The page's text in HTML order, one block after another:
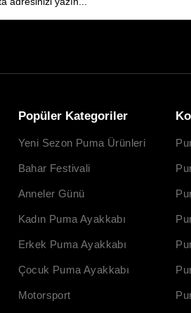
Popüler Kategoriler
Yeni Sezon Puma Ürünleri
Bahar Festivali
Anneler Günü
Kadın Puma Ayakkabı
Erkek Puma Ayakkabı
Çocuk Puma Ayakkabı
Motorsport